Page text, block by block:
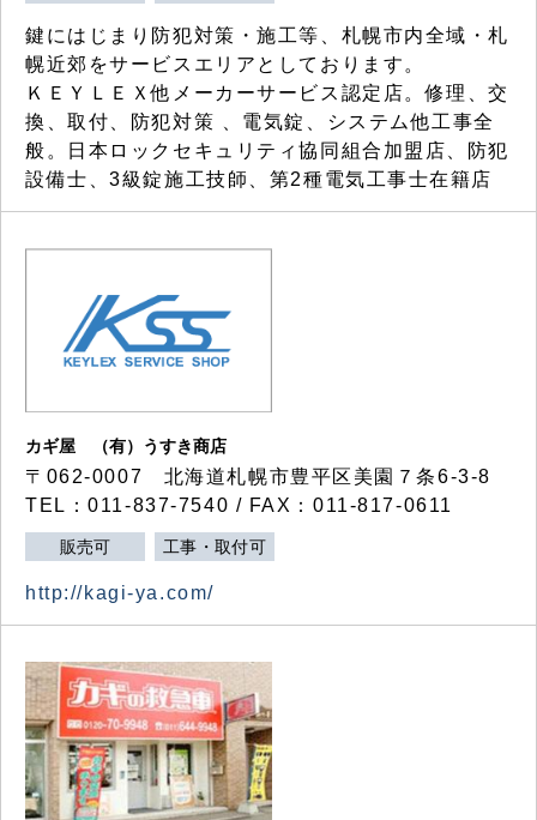
鍵にはじまり防犯対策・施工等、札幌市内全域・札
幌近郊をサービスエリアとしております。
ＫＥＹＬＥＸ他メーカーサービス認定店。修理、交
換、取付、防犯対策 、電気錠、システム他工事全
般。日本ロックセキュリティ協同組合加盟店、防犯
設備士、3級錠施工技師、第2種電気工事士在籍店
カギ屋 （有）うすき商店
〒062-0007 北海道札幌市豊平区美園７条6-3-8
TEL：011-837-7540 / FAX：011-817-0611
販売可 工事・取付可
http://kagi-ya.com/